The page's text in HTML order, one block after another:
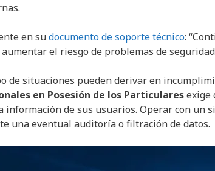
en sudocumento de soporte técnico:
el riesgo de problemas de
de situaciones pueden derivar en
en Posesión de los Particularesexige
información de sus usuarios. Operar con un
una eventual auditoría o filtración de datos.